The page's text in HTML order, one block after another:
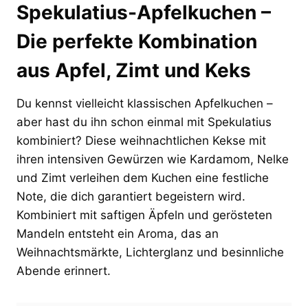
Spekulatius-Apfelkuchen –
Die perfekte Kombination
aus Apfel, Zimt und Keks
Du kennst vielleicht klassischen Apfelkuchen –
aber hast du ihn schon einmal mit Spekulatius
kombiniert? Diese weihnachtlichen Kekse mit
ihren intensiven Gewürzen wie Kardamom, Nelke
und Zimt verleihen dem Kuchen eine festliche
Note, die dich garantiert begeistern wird.
Kombiniert mit saftigen Äpfeln und gerösteten
Mandeln entsteht ein Aroma, das an
Weihnachtsmärkte, Lichterglanz und besinnliche
Abende erinnert.